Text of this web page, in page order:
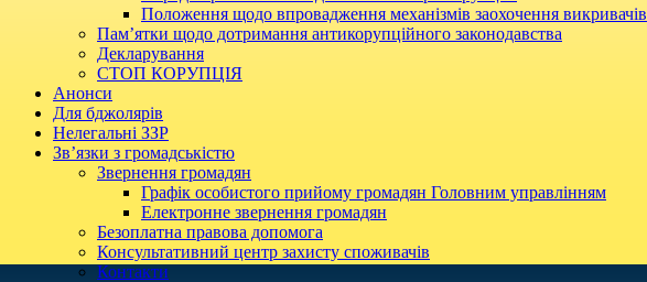
Положення щодо впровадження механізмів заохочення викривачів
Пам’ятки щодо дотримання антикорупційного законодавства
Декларування
СТОП КОРУПЦІЯ
Анонси
Для бджолярів
Нелегальні ЗЗР
Зв’язки з громадськістю
Звернення громадян
Графік особистого прийому громадян Головним управлінням
Електронне звернення громадян
Безоплатна правова допомога
Консультативний центр захисту споживачів
Контакти